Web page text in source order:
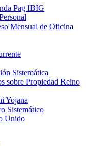
Pag IBIG
Mensual de Oficina
Sistemática
sobre Propiedad Reino
Yojana
Sistemático
Unido